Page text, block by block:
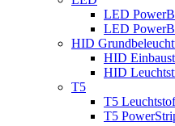
LED
LED
HID
HID
HID
T5
T5
T5